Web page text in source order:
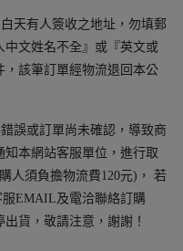
天有人簽收之地址，勿填郵
文姓名不全』或『英文或
，該筆訂單經物流退回本公
誤或訂單尚未確認，導致商
本網站客服單位，進行取
人須負擔物流費120元)， 若
EMAIL及電洽聯絡訂購
貨，敬請注意，謝謝！